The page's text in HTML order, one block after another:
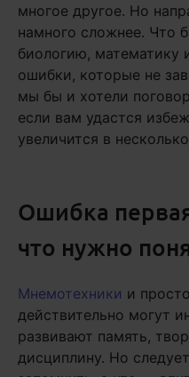
многое другое. Но
намного сложнее. Что
биологию, математику
ошибки, которые не
мы бы и хотели
если вам удастся
увеличится в
Ошибка
что нужно
Мнемотехники и
действительно могут
развивают память,
дисциплину. Но